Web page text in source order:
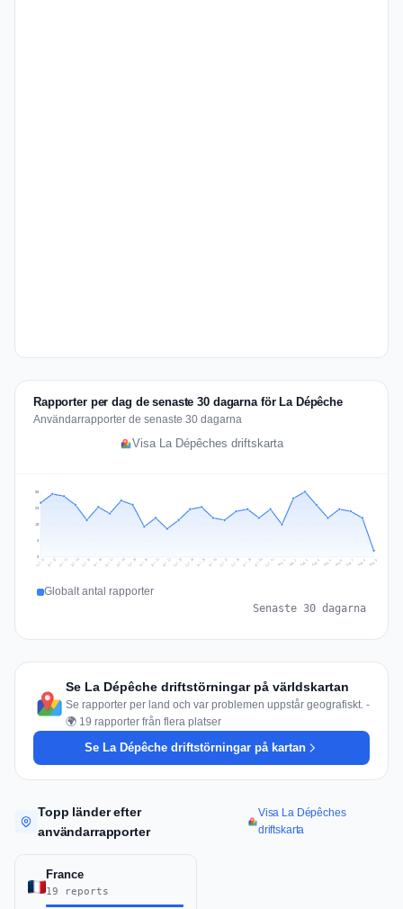
Rapporter per dag de senaste 30 dagarna för La Dépêche
Användarrapporter de senaste 30 dagarna
Visa La Dépêches driftskarta
15
23
30
Jul 11 Jul 12 Jul 13 Jul 14 Jul 15 Jul 16 Jul 17 Jul 18 Jul 19 Jul 20 Jul 21 Jul 22 Jul 23 Jul 24 Jul 25 Jul 26 Jul 27 Jul 28 Jul 29 Jul 30 Jul 31 Aug 1 Aug 2 Aug 3 Aug 4 Aug 5 Aug 6 Aug 7 Aug 8 Aug 9
Globalt antal rapporter
Senaste 30 dagarna
Se La Dépêche driftstörningar på världskartan
Se rapporter per land och var problemen uppstår geografiskt. -
🌍 19 rapporter från flera platser
Se La Dépêche driftstörningar på kartan
Topp länder efter
användarrapporter
Visa La Dépêches
driftskarta
France
19 reports